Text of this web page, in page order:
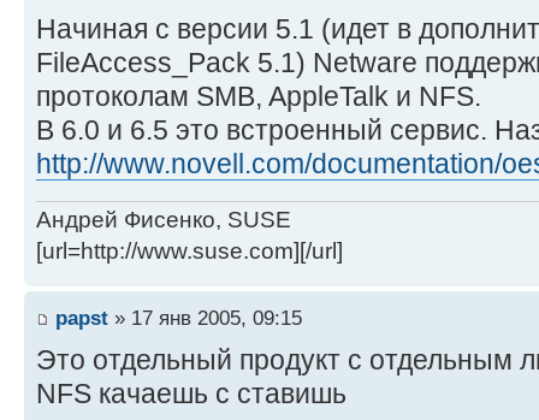
Начиная с версии 5.1 (идет в
FileAccess_Pack 5.1) Netware
протоколам SMB, AppleTalk и NFS.
В 6.0 и 6.5 это встроенный сервис.
http://www.novell.com/documentation/
Андрей Фисенко, SUSE
[url=http://www.suse.com][/url]
papst » 17 янв 2005, 09:15
Это отдельный продукт с отдельным
NFS качаешь с ставишь